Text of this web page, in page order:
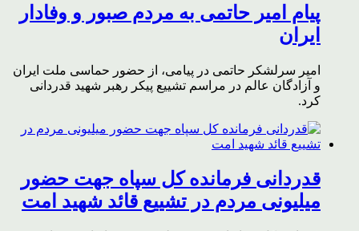
پیام امیر حاتمی به مردم صبور و وفادار
ایران
امیر سرلشکر حاتمی در پیامی، از حضور حماسی ملت ایران
و آزادگان عالم در مراسم تشییع پیکر رهبر شهید قدردانی
کرد.
قدردانی فرمانده کل سپاه جهت حضور
میلیونی مردم در تشییع قائد شهید امت